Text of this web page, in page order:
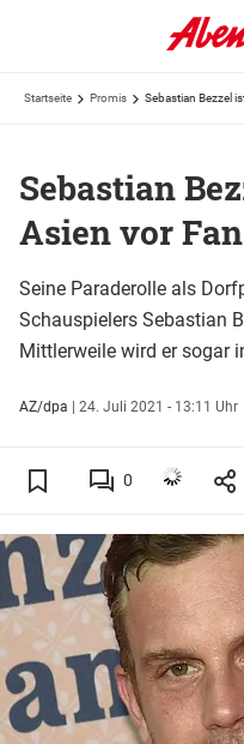
Startseite Promis Sebastian Bezzel
Sebastian
Asien vor
Seine Paraderolle als
Schauspielers Sebastian
Mittlerweile wird er sogar
AZ/dpa | 24. Juli 2021 - 13:11 Uhr
0